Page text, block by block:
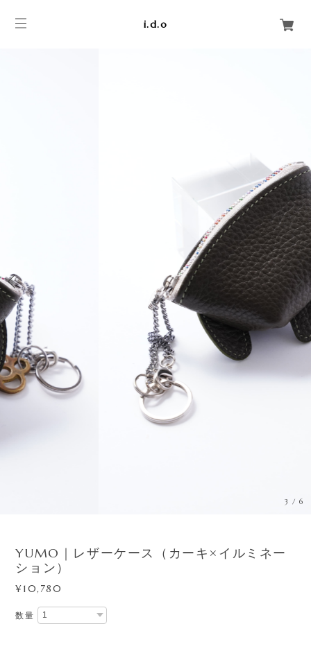
i.d.o
3 /6
YUMO｜レザーケース（カーキ×イルミネー
ション）
¥10,780
数量